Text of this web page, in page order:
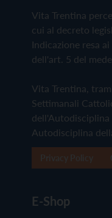
Vita Trentina
cui al decreto
Indicazione resa
dell'art. 5 del
Vita Trentina,
Settimanali
Autodisciplina
E-Shop